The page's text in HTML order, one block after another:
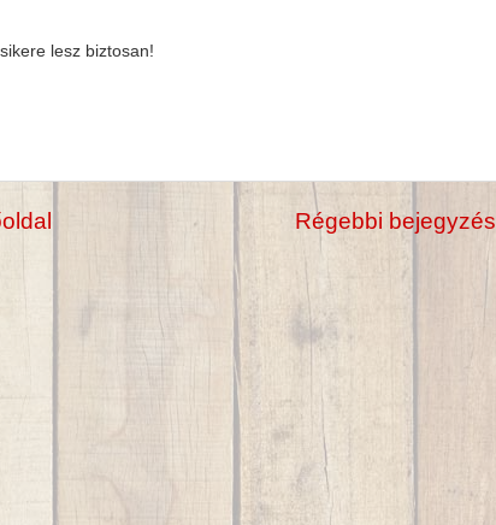
lesz biztosan!
Régebbi bejegyzés